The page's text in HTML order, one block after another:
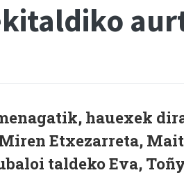
hauexek
Etxezarreta,
taldeko Eva,